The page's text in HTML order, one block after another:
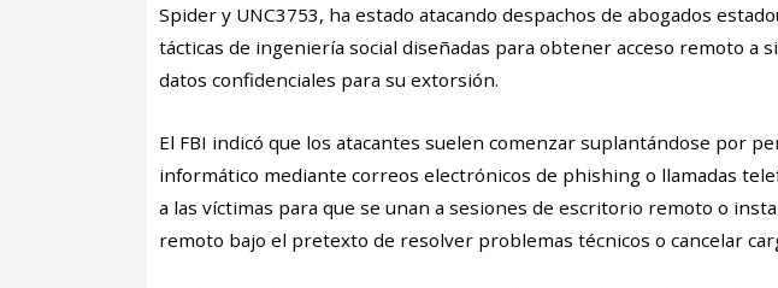
Spider y UNC3753, ha estado atacando despachos de abogados
tácticas de ingeniería social diseñadas para obtener acceso remoto a
datos confidenciales para su extorsión.
El FBI indicó que los atacantes suelen comenzar suplantándose por
informático mediante correos electrónicos de phishing o llamadas
a las víctimas para que se unan a sesiones de escritorio remoto o
remoto bajo el pretexto de resolver problemas técnicos o cancelar